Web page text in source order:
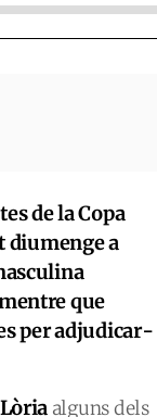
de la Copa
diumenge a
que
per adjudicar-
alguns dels